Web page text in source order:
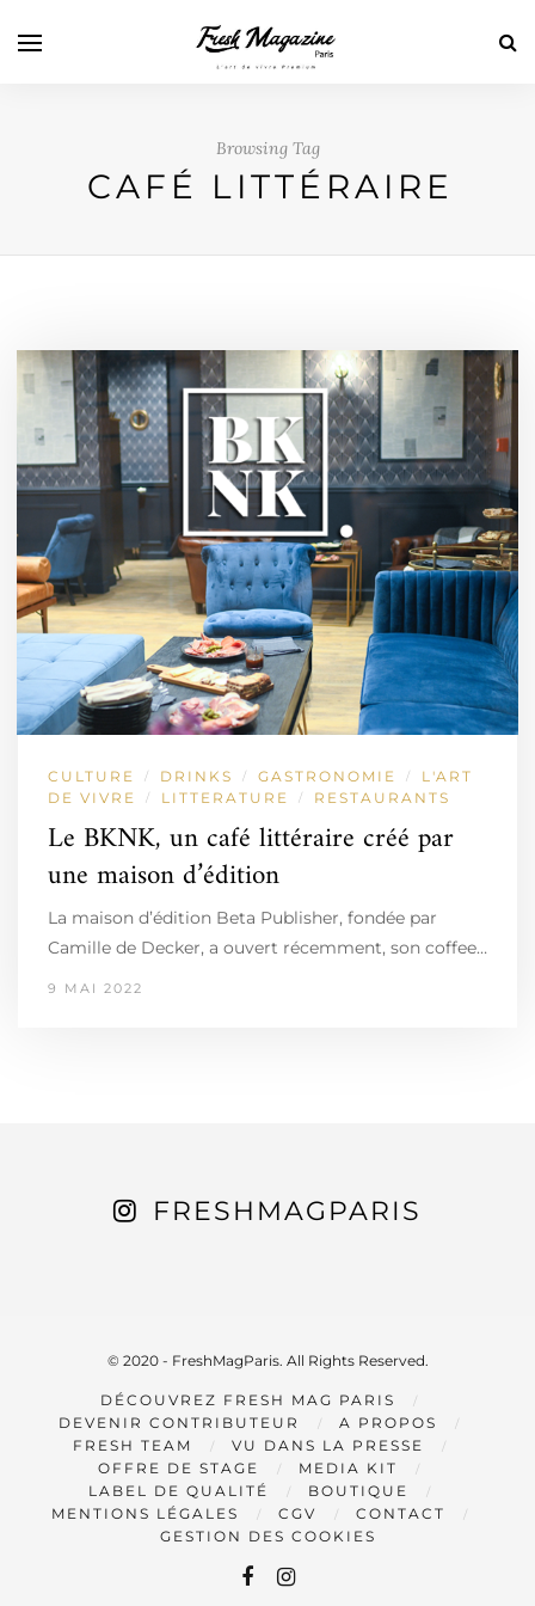
Browsing Tag
CAFÉ LITTÉRAIRE
CULTURE / DRINKS / GASTRONOMIE /
L'ART
DE VIVRE
/ LITTERATURE / RESTAURANTS
Le BKNK, un café littéraire créé par
une maison d’édition
La maison d’édition Beta Publisher, fondée par
Camille de Decker, a ouvert récemment, son coffee…
9 MAI 2022
FRESHMAGPARIS
© 2020 - FreshMagParis. All Rights Reserved.
DÉCOUVREZ FRESH MAG PARIS
DEVENIR CONTRIBUTEUR
A PROPOS
FRESH TEAM
VU DANS LA PRESSE
OFFRE DE STAGE
MEDIA KIT
LABEL DE QUALITÉ
BOUTIQUE
MENTIONS LÉGALES
CGV
CONTACT
GESTION DES COOKIES